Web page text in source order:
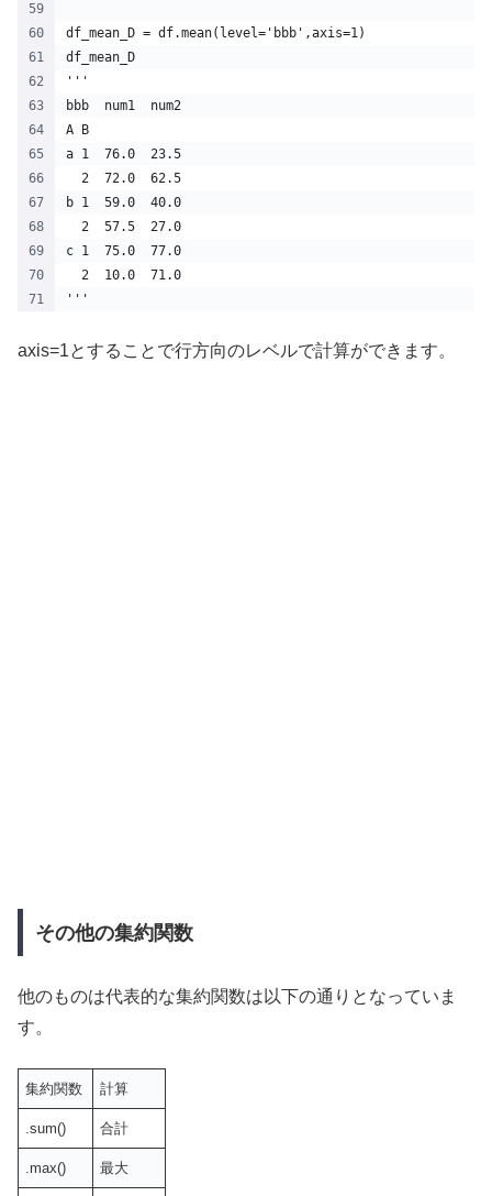
df_mean_D = df.mean(level='bbb',axis=1)
df_mean_D
'''
bbb  num1  num2
A B
a 1  76.0  23.5
  2  72.0  62.5
b 1  59.0  40.0
  2  57.5  27.0
c 1  75.0  77.0
  2  10.0  71.0
'''
axis=1とすることで行方向のレベルで計算ができます。
その他の集約関数
他のものは代表的な集約関数は以下の通りとなっていま
す。
集約関数 計算
.sum() 合計
.max() 最大